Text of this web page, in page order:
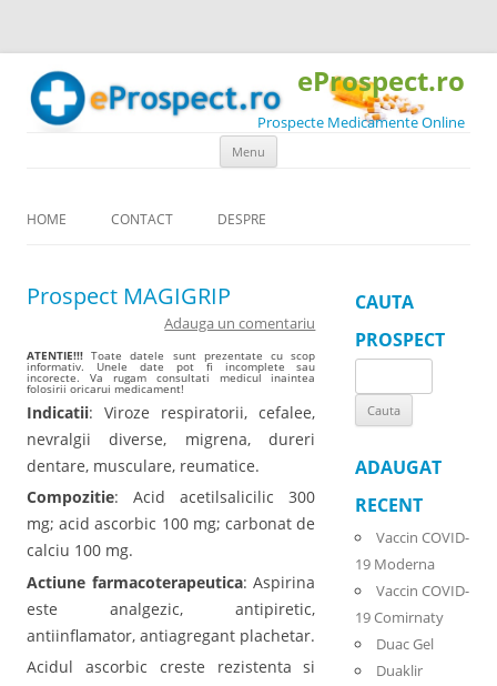
eProspect.ro
Prospecte Medicamente Online
Menu
HOME CONTACT DESPRE
Prospect MAGIGRIP
Adauga un comentariu
ATENTIE!!! Toate datele sunt prezentate cu scop
informativ. Unele date pot fi incomplete sau
incorecte. Va rugam consultati medicul inaintea
folosirii oricarui medicament!
Indicatii: Viroze respiratorii, cefalee,
nevralgii diverse, migrena, dureri
dentare, musculare, reumatice.
Compozitie: Acid acetilsalicilic 300
mg; acid ascorbic 100 mg; carbonat de
calciu 100 mg.
Actiune farmacoterapeutica: Aspirina
este analgezic, antipiretic,
antiinflamator, antiagregant plachetar.
Acidul ascorbic creste rezistenta si
CAUTA
PROSPECT
for:
ADAUGAT
RECENT
Vaccin COVID-
19 Moderna
Vaccin COVID-
19 Comirnaty
Duac Gel
Duaklir